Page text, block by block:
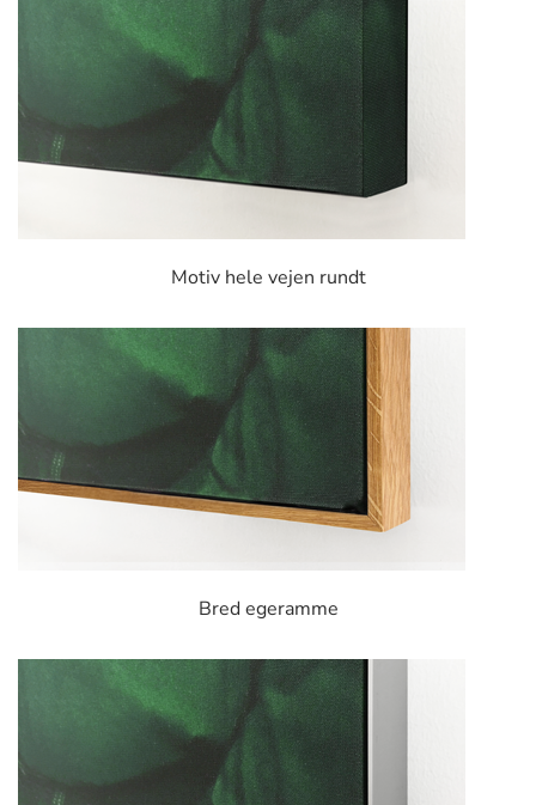
Motiv hele vejen rundt
Bred egeramme